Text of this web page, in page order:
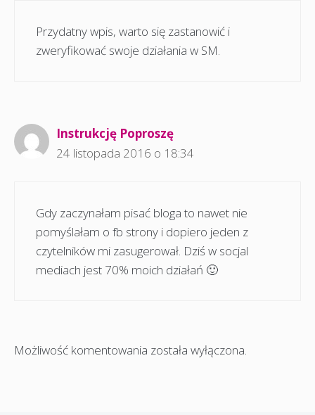
Przydatny wpis, warto się zastanowić i
zweryfikować swoje działania w SM.
Instrukcję Poproszę
24 listopada 2016 o 18:34
Gdy zaczynałam pisać bloga to nawet nie
pomyślałam o fb strony i dopiero jeden z
czytelników mi zasugerował. Dziś w socjal
mediach jest 70% moich działań 🙂
Możliwość komentowania została wyłączona.